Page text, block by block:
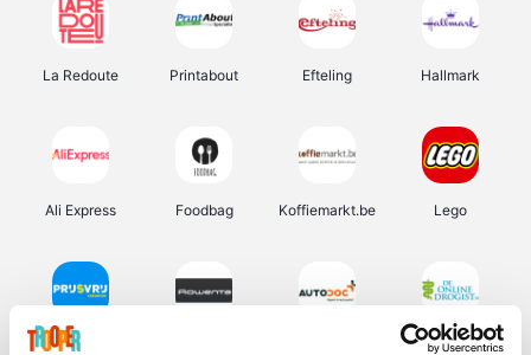
La Redoute Printabout Efteling Hallmark
Ali Express Foodbag Koffiemarkt.be Lego
Prijsvrij De Online Drogist